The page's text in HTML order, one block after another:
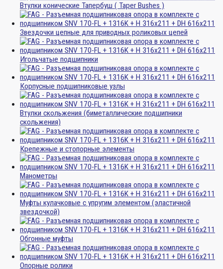
Втулки конические Тапербуш ( Taper Bushes )
Звездочки цепные для приводных роликовых цепей
Игольчатые подшипники
Корпусные подшипниковые узлы
Втулки скольжения (биметаллические подшипники
скольжения)
Крепежные и стопорные элементы
Манометры
Муфты кулачковые с упругим элементом (эластичной
звездочкой)
Обгонные муфты
Опорные ролики